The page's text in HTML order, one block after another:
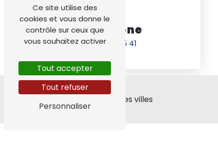
Téléphone
04 76 68 05 41
Nos interventions sur ces villes
Ce site utilise des
cookies et vous donne le
contrôle sur ceux que
vous souhaitez activer
Tout accepter
Tout refuser
Personnaliser